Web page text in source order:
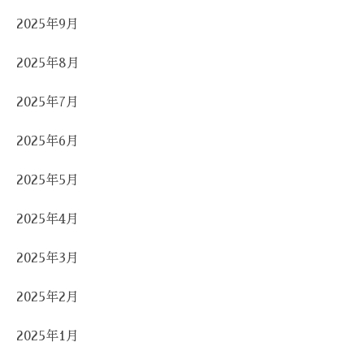
2025年9月
2025年8月
2025年7月
2025年6月
2025年5月
2025年4月
2025年3月
2025年2月
2025年1月